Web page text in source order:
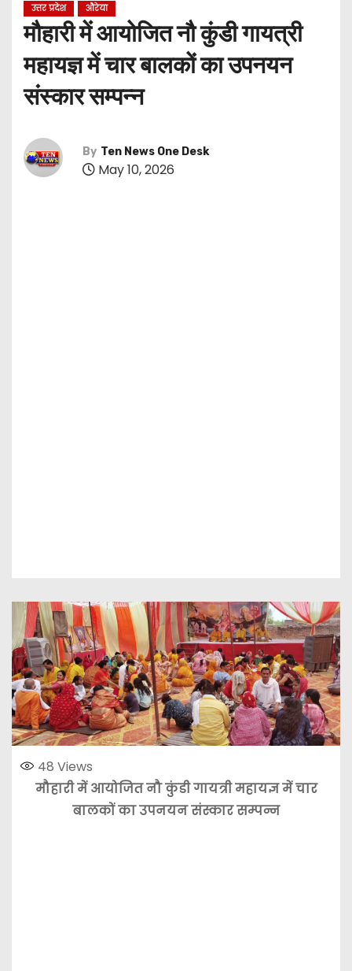
उत्तर प्रदेश औरेया
मौहारी में आयोजित नौ कुंडी गायत्री
महायज्ञ में चार बालकों का उपनयन
संस्कार सम्पन्न
By Ten News One Desk
May 10, 2026
48 Views
मौहारी में आयोजित नौ कुंडी गायत्री महायज्ञ में चार
बालकों का उपनयन संस्कार सम्पन्न